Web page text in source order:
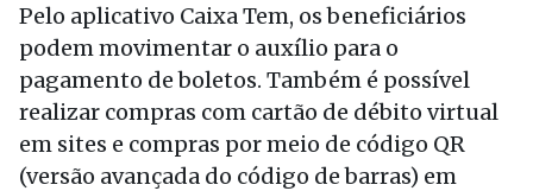
Pelo aplicativo Caixa Tem, os beneficiários
podem movimentar o auxílio para o
pagamento de boletos. Também é possível
realizar compras com cartão de débito virtual
em sites e compras por meio de código QR
(versão avançada do código de barras) em